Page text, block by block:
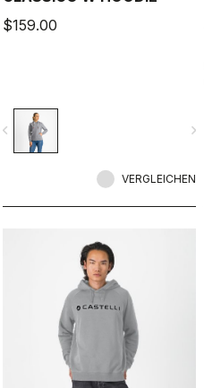
$159.00
navigate_next
VERGLEICHEN